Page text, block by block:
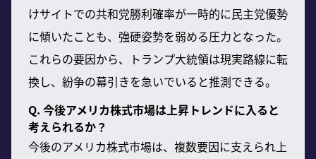
けサイトでの共和党勝利確率が一時的に民主党優勢
に傾いたことも、強硬姿勢を弱める圧力となった。
これらの要因から、トランプ大統領は現実路線に転
換し、紛争の幕引きを急いでいると推測できる。
Q. 今後アメリカ株式市場は上昇トレンドに入ると
考えられるか？
今後のアメリカ株式市場は、複数要因に支えられ上